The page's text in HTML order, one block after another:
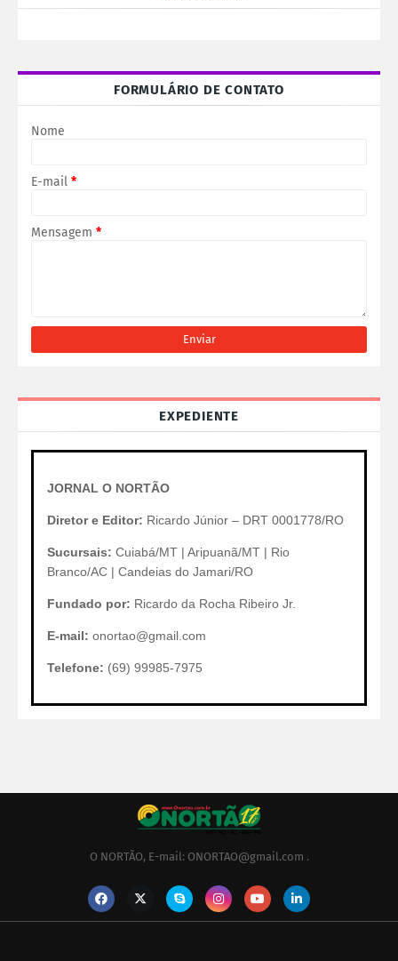
FORMULÁRIO DE CONTATO
Nome
E-mail *
Mensagem *
EXPEDIENTE
JORNAL O NORTÃO
Diretor e Editor: Ricardo Júnior – DRT 0001778/RO
Sucursais: Cuiabá/MT | Aripuanã/MT | Rio
Branco/AC | Candeias do Jamari/RO
Fundado por: Ricardo da Rocha Ribeiro Jr.
E-mail: onortao@gmail.com
Telefone: (69) 99985-7975
O NORTÃO, E-mail: ONORTAO@gmail.com .